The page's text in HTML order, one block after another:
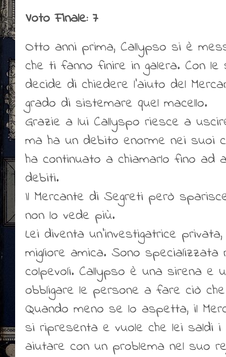
Voto Finale: 7
Otto anni prima, Callypso si è
che ti fanno finire in galera. Con le
decide di chiedere l'aiuto del
grado di sistemare quel macello.
Grazie a lui Callyspo riesce a
ma ha un debito enorme nei suoi
ha continuato a chiamarlo fino ad
debiti.
Il Mercante di Segreti però
non lo vede più.
Lei diventa un'investigatrice
migliore amica. Sono
colpevoli. Callypso è una sirena e
obbligare le persone a fare ciò
Quando meno se lo aspetta, il
si ripresenta e vuole che lei saldi
aiutare con un problema nel suo